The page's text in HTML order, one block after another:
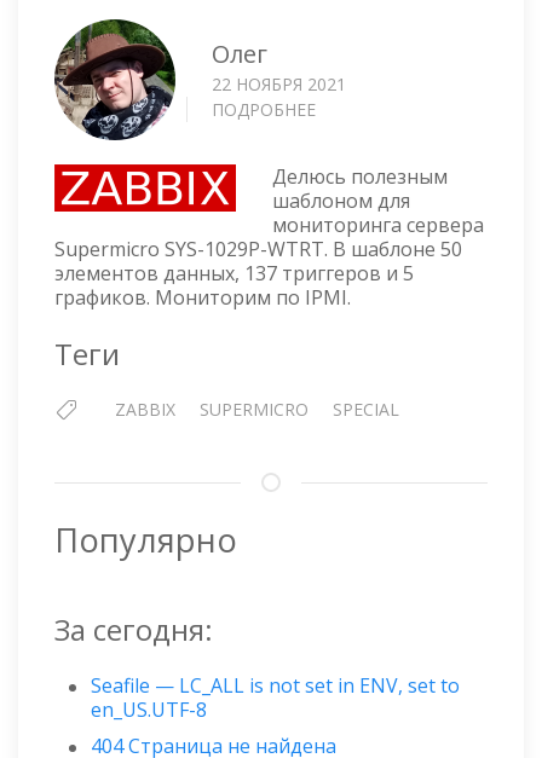
Олег
22 НОЯБРЯ 2021
ПОДРОБНЕЕ
ДЛЯ
МОНИТОРИНГА
СЕРВЕРА
SUPERMICRO
SYS-
1029P-
Делюсь полезным
шаблоном для
мониторинга сервера
Supermicro SYS-1029P-WTRT. В шаблоне 50
элементов данных, 137 триггеров и 5
графиков. Мониторим по IPMI.
Теги
ZABBIX SUPERMICRO SPECIAL
Популярно
За сегодня:
Seafile — LC_ALL is not set in ENV, set to
en_US.UTF-8
404 Страница не найдена